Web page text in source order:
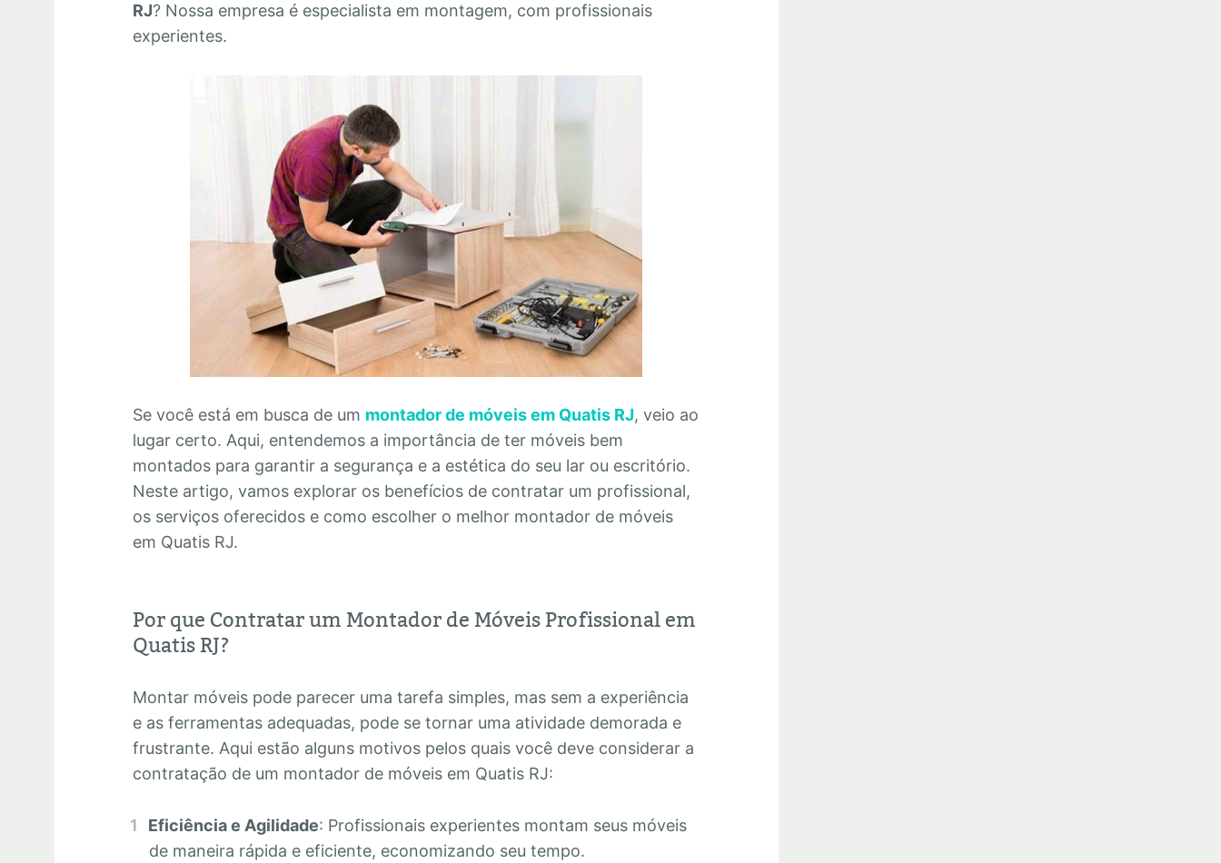
RJ? Nossa empresa é especialista em montagem, com profissionais
experientes.
Se você está em busca de um montador de móveis em Quatis RJ, veio ao
lugar certo. Aqui, entendemos a importância de ter móveis bem
montados para garantir a segurança e a estética do seu lar ou escritório.
Neste artigo, vamos explorar os benefícios de contratar um profissional,
os serviços oferecidos e como escolher o melhor montador de móveis
em Quatis RJ.
Por que Contratar um Montador de Móveis Profissional em
Quatis RJ?
Montar móveis pode parecer uma tarefa simples, mas sem a experiência
e as ferramentas adequadas, pode se tornar uma atividade demorada e
frustrante. Aqui estão alguns motivos pelos quais você deve considerar a
contratação de um montador de móveis em Quatis RJ:
Eficiência e Agilidade: Profissionais experientes montam seus móveis
de maneira rápida e eficiente, economizando seu tempo.